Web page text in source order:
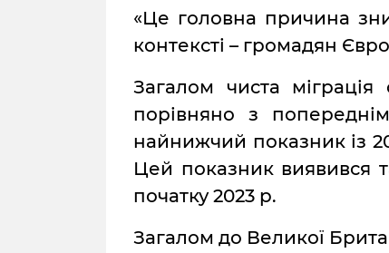
«Це головна причина
контексті – громадян
Загалом чиста
порівняно з
найнижчий показник із
Цей показник виявився
початку 2023 р.
Загалом до Великої